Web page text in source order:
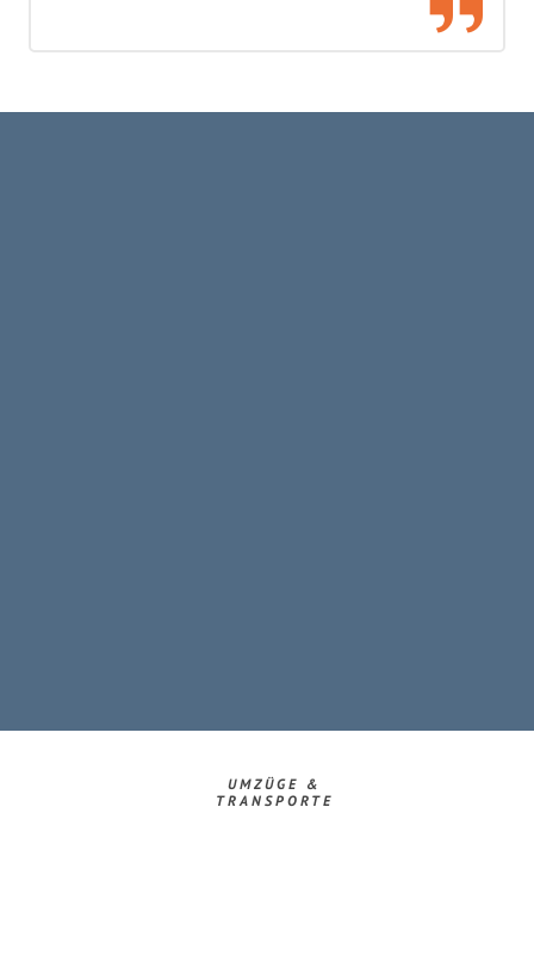
UMZÜGE &
TRANSPORTE